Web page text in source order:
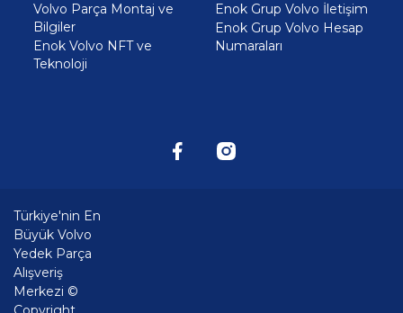
Volvo Parça Montaj ve
Bilgiler
Enok Volvo NFT ve
Teknoloji
Enok Grup Volvo İletişim
Enok Grup Volvo Hesap
Numaraları
Türkiye'nin En
Büyük Volvo
Yedek Parça
Alışveriş
Merkezi ©